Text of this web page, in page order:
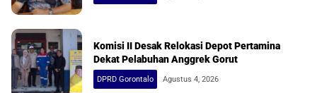
Komisi II Desak Relokasi Depot Pertamina
Dekat Pelabuhan Anggrek Gorut
DPRD Gorontalo Agustus 4, 2026